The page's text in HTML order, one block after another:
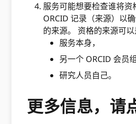
服务可能想要检查谁将资
ORCID 记录（来源）以
的来源。 资格的来源可以
服务本身，
另一个 ORCID 会员组
研究人员自己。
更多信息，请